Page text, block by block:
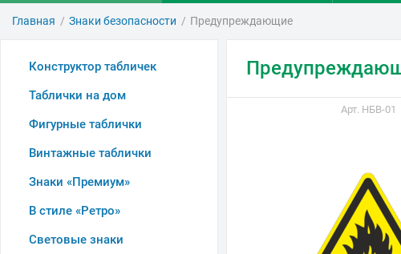
Главная Знаки безопасности Предупреждающие
Конструктор табличек
Таблички на дом
Фигурные таблички
Винтажные таблички
Знаки «Премиум»
В стиле «Ретро»
Световые знаки
Арт. НБВ-01